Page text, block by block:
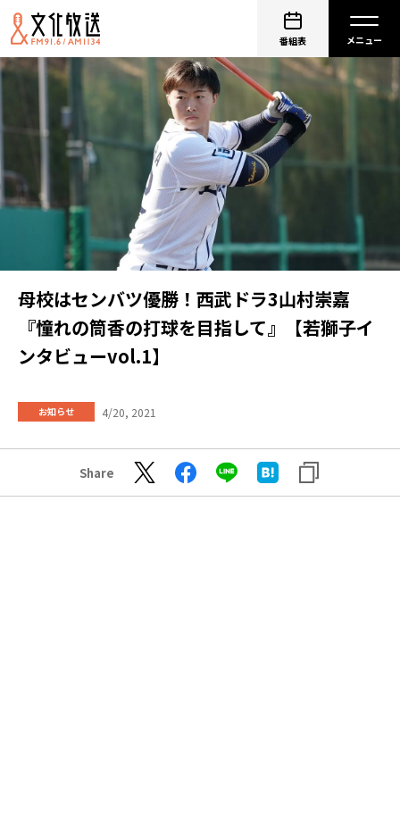
番組表
母校はセンバツ優勝！西武ドラ3山村崇嘉
『憧れの筒香の打球を目指して』【若獅子イ
ンタビューvol.1】
お知らせ 4/20, 2021
Share